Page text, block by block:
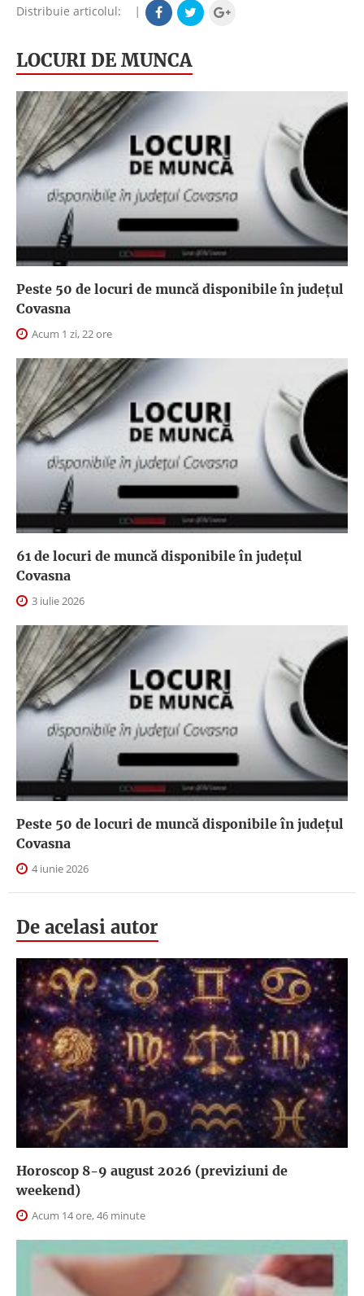
Distribuie articolul: |
LOCURI DE MUNCA
Peste 50 de locuri de muncă disponibile în județul
Covasna
Acum 1 zi, 22 ore
61 de locuri de muncă disponibile în județul
Covasna
3 iulie 2026
Peste 50 de locuri de muncă disponibile în județul
Covasna
4 iunie 2026
De acelasi autor
Horoscop 8-9 august 2026 (previziuni de
weekend)
Acum 14 ore, 46 minute